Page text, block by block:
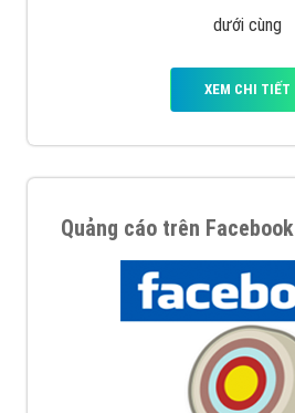
dưới cùng
XEM CHI TIẾT
Quảng cáo trên Facebook